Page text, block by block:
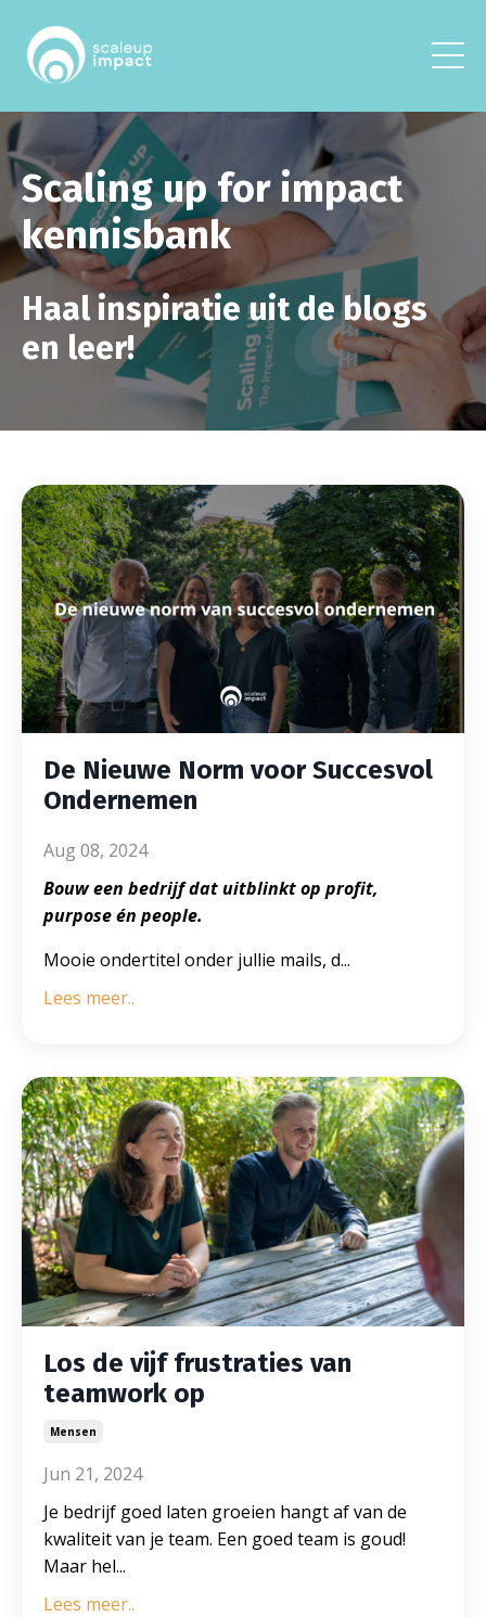
Scaling up for impact
kennisbank
Haal inspiratie uit de blogs
en leer!
De Nieuwe Norm voor Succesvol
Ondernemen
Aug 08, 2024
Bouw een bedrijf dat uitblinkt op profit,
purpose én people.
Mooie ondertitel onder jullie mails, d...
Lees meer..
Los de vijf frustraties van
teamwork op
Mensen
Jun 21, 2024
Je bedrijf goed laten groeien hangt af van de
kwaliteit van je team. Een goed team is goud!
Maar hel...
Lees meer..